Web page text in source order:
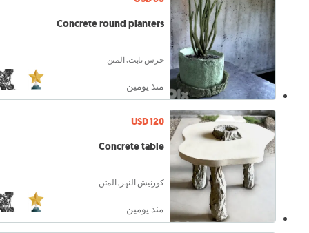
Concrete round planters
حرش تابت, المتن
منذ يومين
USD 120
Concrete table
كورنيش النهر, المتن
منذ يومين